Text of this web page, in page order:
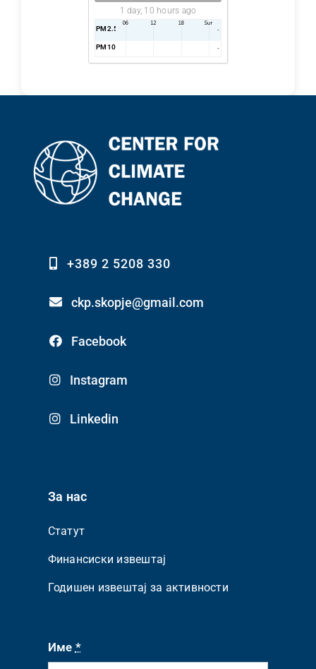
1 day, 10 hours ago
PM2.5 AQI -
PM10 AQI -
+389 2 5208 330
ckp.skopje@gmail.com
Facebook
Instagram
Linkedin
За нас
Статут
Финансиски извештај
Годишен извештај за активности
Име *